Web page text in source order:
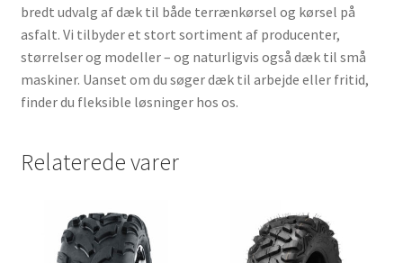
bredt udvalg af dæk til både terrænkørsel og kørsel på
asfalt. Vi tilbyder et stort sortiment af producenter,
størrelser og modeller – og naturligvis også dæk til små
maskiner. Uanset om du søger dæk til arbejde eller fritid,
finder du fleksible løsninger hos os.
Relaterede varer